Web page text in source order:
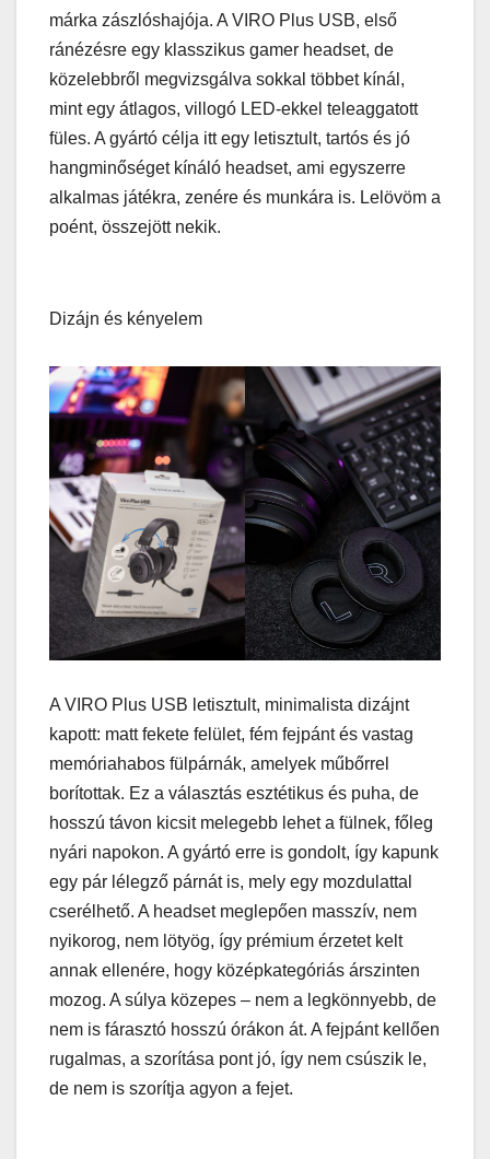
márka zászlóshajója. A VIRO Plus USB, első
ránézésre egy klasszikus gamer headset, de
közelebbről megvizsgálva sokkal többet kínál,
mint egy átlagos, villogó LED-ekkel teleaggatott
füles. A gyártó célja itt egy letisztult, tartós és jó
hangminőséget kínáló headset, ami egyszerre
alkalmas játékra, zenére és munkára is. Lelövöm a
poént, összejött nekik.
Dizájn és kényelem
A VIRO Plus USB letisztult, minimalista dizájnt
kapott: matt fekete felület, fém fejpánt és vastag
memóriahabos fülpárnák, amelyek műbőrrel
borítottak. Ez a választás esztétikus és puha, de
hosszú távon kicsit melegebb lehet a fülnek, főleg
nyári napokon. A gyártó erre is gondolt, így kapunk
egy pár lélegző párnát is, mely egy mozdulattal
cserélhető. A headset meglepően masszív, nem
nyikorog, nem lötyög, így prémium érzetet kelt
annak ellenére, hogy középkategóriás árszinten
mozog. A súlya közepes – nem a legkönnyebb, de
nem is fárasztó hosszú órákon át. A fejpánt kellően
rugalmas, a szorítása pont jó, így nem csúszik le,
de nem is szorítja agyon a fejet.